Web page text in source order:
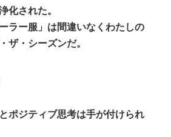
化された。
ラー服」は間違いなくわたしの
ザ・シーズンだ。
ポジティブ思考は手が付けられ